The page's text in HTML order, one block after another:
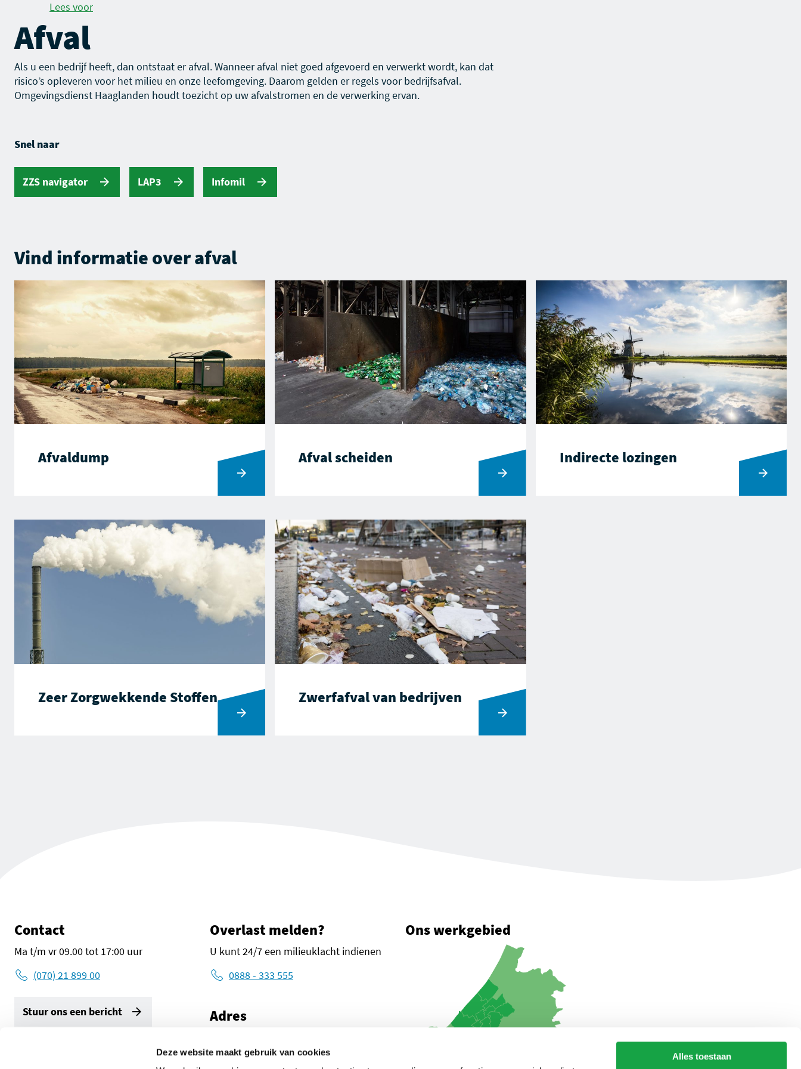
Deze website maakt gebruik van cookies
Alles toestaan
Lees voor
Afval
Als u een bedrijf heeft, dan ontstaat er afval. Wanneer afval niet goed afgevoerd en verwerkt wordt, kan dat
risico’s opleveren voor het milieu en onze leefomgeving. Daarom gelden er regels voor bedrijfsafval.
Omgevingsdienst Haaglanden houdt toezicht op uw afvalstromen en de verwerking ervan.
Snel naar
ZZS navigator LAP3 Infomil
Vind informatie overafval
Afvaldump Afval scheiden Indirecte lozingen
Zeer Zorgwekkende Stoffen Zwerfafval van bedrijven
Contact
Ma t/m vr 09.00 tot 17:00 uur
(070) 21 899 00
Stuur ons een bericht
Overlast melden?
U kunt 24/7 een milieuklacht indienen
0888 - 333 555
Adres
2596 AW Den Haag
Ons werkgebied